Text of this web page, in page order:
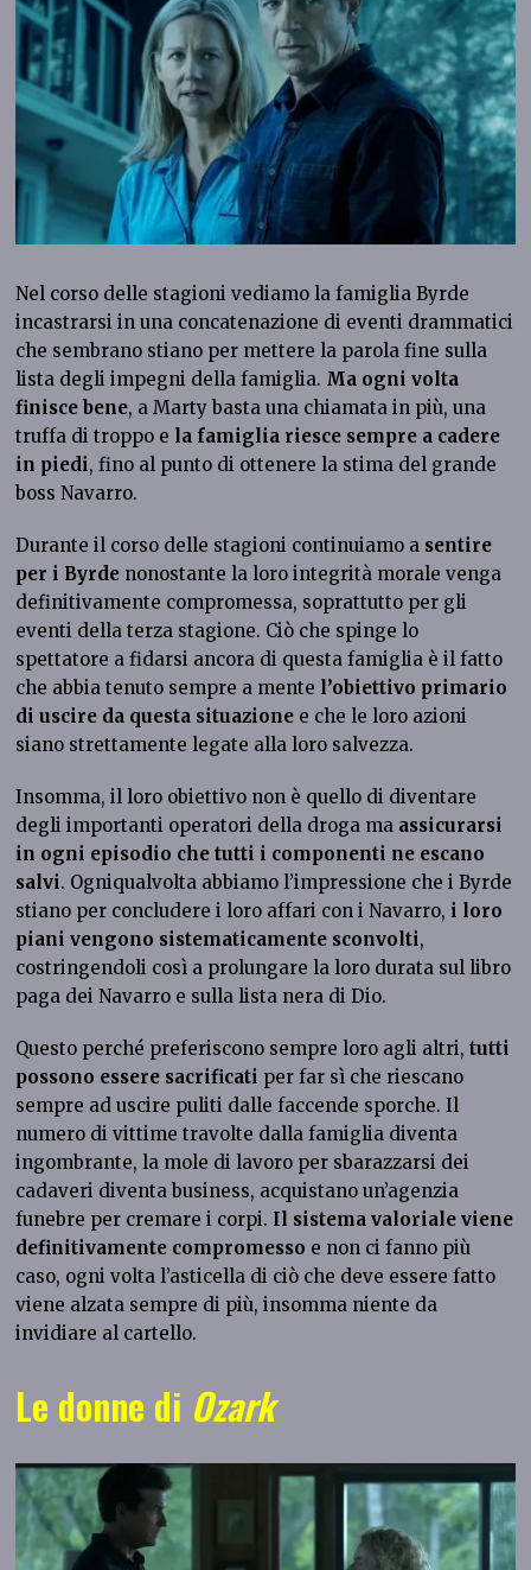
Nel corso delle stagioni vediamo la famiglia Byrde
incastrarsi in una concatenazione di eventi drammatici
che sembrano stiano per mettere la parola fine sulla
lista degli impegni della famiglia. Ma ogni volta
finisce bene, a Marty basta una chiamata in più, una
truffa di troppo e la famiglia riesce sempre a cadere
in piedi, fino al punto di ottenere la stima del grande
boss Navarro.
Durante il corso delle stagioni continuiamo a sentire
per i Byrde nonostante la loro integrità morale venga
definitivamente compromessa, soprattutto per gli
eventi della terza stagione. Ciò che spinge lo
spettatore a fidarsi ancora di questa famiglia è il fatto
che abbia tenuto sempre a mente l’obiettivo primario
di uscire da questa situazione e che le loro azioni
siano strettamente legate alla loro salvezza.
Insomma, il loro obiettivo non è quello di diventare
degli importanti operatori della droga ma assicurarsi
in ogni episodio che tutti i componenti ne escano
salvi. Ogniqualvolta abbiamo l’impressione che i Byrde
stiano per concludere i loro affari con i Navarro, i loro
piani vengono sistematicamente sconvolti,
costringendoli così a prolungare la loro durata sul libro
paga dei Navarro e sulla lista nera di Dio.
Questo perché preferiscono sempre loro agli altri,tutti
possono essere sacrificati per far sì che riescano
sempre ad uscire puliti dalle faccende sporche. Il
numero di vittime travolte dalla famiglia diventa
ingombrante, la mole di lavoro per sbarazzarsi dei
cadaveri diventa business, acquistano un’agenzia
funebre per cremare i corpi. Il sistema valoriale viene
definitivamente compromesso e non ci fanno più
caso, ogni volta l’asticella di ciò che deve essere fatto
viene alzata sempre di più, insomma niente da
invidiare al cartello.
Le donne di Ozark